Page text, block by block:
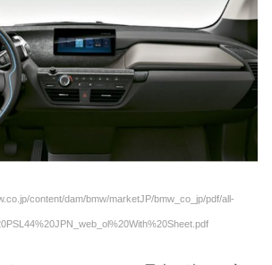
content/dam/bmw/marketJP/bmw_co_jp/pdf/all-